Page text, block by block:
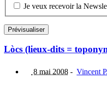
Je veux recevoir la
Lòcs (lieux-dits =
8 mai 2008 - Vincent P.